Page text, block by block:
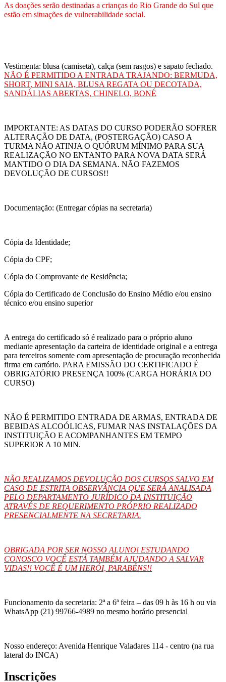
As doações serão destinadas a crianças do Rio Grande do Sul que
estão em situações de vulnerabilidade social.
Vestimenta: blusa (camiseta), calça (sem rasgos) e sapato fechado.
NÃO É PERMITIDO A ENTRADA TRAJANDO: BERMUDA,
SHORT, MINI SAIA, BLUSA REGATA OU DECOTADA,
SANDÁLIAS ABERTAS, CHINELO, BONÉ
IMPORTANTE: AS DATAS DO CURSO PODERÃO SOFRER
ALTERAÇÃO DE DATA, (POSTERGAÇÃO) CASO A
TURMA NÃO ATINJA O QUÓRUM MÍNIMO PARA SUA
REALIZAÇÃO NO ENTANTO PARA NOVA DATA SERÁ
MANTIDO O DIA DA SEMANA. NÃO FAZEMOS
DEVOLUÇÃO DE CURSOS!!
Documentação: (Entregar cópias na secretaria)
Cópia da Identidade;
Cópia do CPF;
Cópia do Comprovante de Residência;
Cópia do Certificado de Conclusão do Ensino Médio e/ou ensino
técnico e/ou ensino superior
A entrega do certificado só é realizado para o próprio aluno
mediante apresentação da carteira de identidade original e a entrega
para terceiros somente com apresentação de procuração reconhecida
firma em cartório. PARA EMISSÃO DO CERTIFICADO É
OBRIGATÓRIO PRESENÇA 100% (CARGA HORÁRIA DO
CURSO)
NÃO É PERMITIDO ENTRADA DE ARMAS, ENTRADA DE
BEBIDAS ALCOÓLICAS, FUMAR NAS INSTALAÇÕES DA
INSTITUIÇÃO E ACOMPANHANTES EM TEMPO
SUPERIOR A 10 MIN.
NÃO REALIZAMOS DEVOLUÇÃO DOS CURSOS SALVO EM
CASO DE ESTRITA OBSERVÂNCIA QUE SERÁ ANALISADA
PELO DEPARTAMENTO JURÍDICO DA INSTITUIÇÃO
ATRAVÉS DE REQUERIMENTO PRÓPRIO REALIZADO
PRESENCIALMENTE NA SECRETARIA.
OBRIGADA POR SER NOSSO ALUNO! ESTUDANDO
CONOSCO VOCÊ ESTÁ TAMBÉM AJUDANDO A SALVAR
VIDAS!! VOCÊ É UM HERÓI, PARABÉNS!!
Funcionamento da secretaria: 2ª a 6ª feira – das 09 h às 16 h ou via
WhatsApp (21) 99766-4989 no mesmo horário presencial
Nosso endereço: Avenida Henrique Valadares 114 - centro (na rua
lateral do INCA)
Inscrições